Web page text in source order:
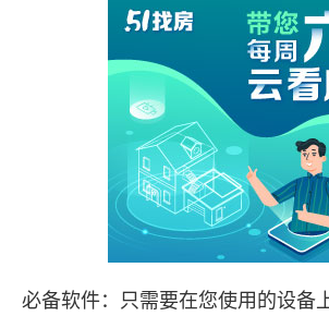
必备软件：只需要在您使用的设备